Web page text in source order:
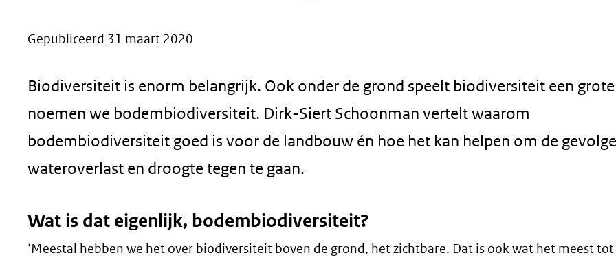
Gepubliceerd 31 maart 2020
Biodiversiteit is enorm belangrijk. Ook onder de grond speelt biodiversiteit een
noemen we bodembiodiversiteit. Dirk-Siert Schoonman vertelt waarom
bodembiodiversiteit goed is voor de landbouw én hoe het kan helpen om de
wateroverlast en droogte tegen te gaan.
Wat is dat eigenlijk, bodembiodiversiteit?
‘Meestal hebben we het over biodiversiteit boven de grond, het zichtbare. Dat is ook wat het meest tot